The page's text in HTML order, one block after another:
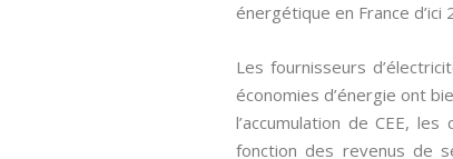
énergétique en France d’ici
Les fournisseurs
économies d’énergie ont
l’accumulation de CEE,
fonction des revenus de